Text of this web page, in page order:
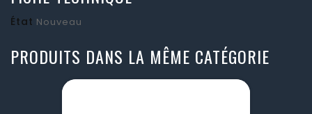
État Nouveau
PRODUITS DANS LA MÊME CATÉGORIE